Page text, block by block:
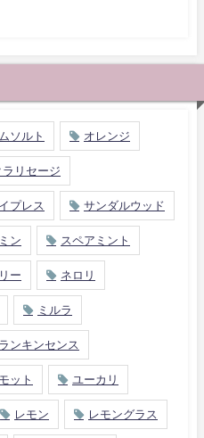
ソルト オレンジ
ラリセージ
プレス サンダルウッド
ン スペアミント
ー ネロリ
ミルラ
ンキンセンス
ット ユーカリ
レモン レモングラス